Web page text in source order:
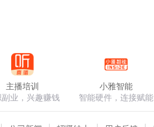
主播培训
副业，兴趣赚钱
小雅智能
智能硬件，连接赋能